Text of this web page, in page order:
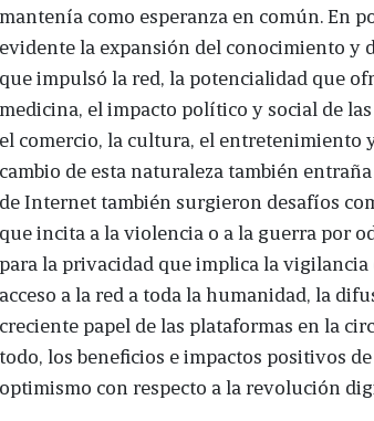
mantenía como esperanza en común. En
evidente la expansión del conocimiento y
que impulsó la red, la potencialidad que
medicina, el impacto político y social de
el comercio, la cultura, el entretenimiento
cambio de esta naturaleza también
de Internet también surgieron desafíos
que incita a la violencia o a la guerra por
para la privacidad que implica la
acceso a la red a toda la humanidad, la
creciente papel de las plataformas en la
todo, los beneficios e impactos positivos
optimismo con respecto a la revolución